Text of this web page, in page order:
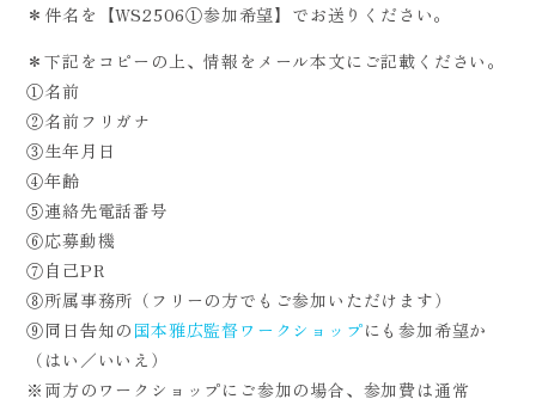
＊件名を【WS2506①参加希望】でお送りください。
＊下記をコピーの上、情報をメール本文にご記載ください。
①名前
②名前フリガナ
③生年月日
④年齢
⑤連絡先電話番号
⑥応募動機
⑦自己PR
⑧所属事務所（フリーの方でもご参加いただけます）
⑨同日告知の 国本雅広監督ワークショップにも参加希望か
（はい／いいえ）
※両方のワークショップにご参加の場合、参加費は通常